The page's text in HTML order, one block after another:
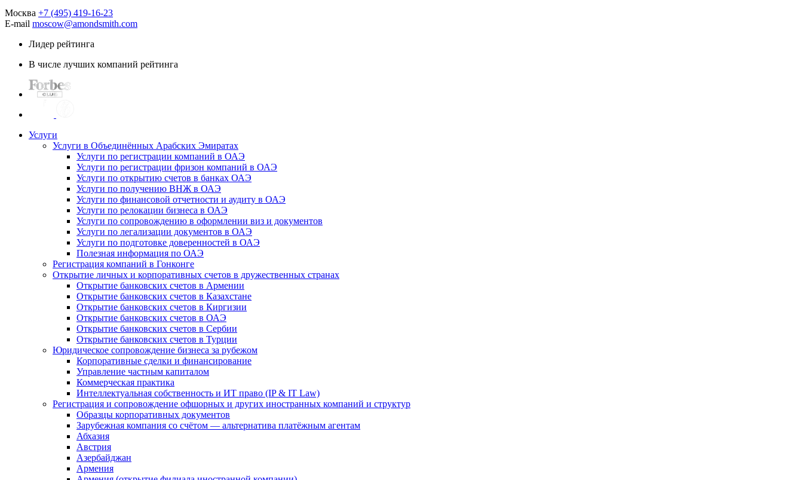
Москва +7 (495) 419-16-23
E-mail moscow@amondsmith.com
Лидер рейтинга
В числе лучших компаний рейтинга
Услуги
Услуги в Объединённых Арабских Эмиратах
Услуги по регистрации компаний в ОАЭ
Услуги по регистрации фризон компаний в ОАЭ
Услуги по открытию счетов в банках ОАЭ
Услуги по получению ВНЖ в ОАЭ
Услуги по финансовой отчетности и аудиту в ОАЭ
Услуги по релокации бизнеса в ОАЭ
Услуги по сопровождению в оформлении виз и документов
Услуги по легализации документов в ОАЭ
Услуги по подготовке доверенностей в ОАЭ
Полезная информация по ОАЭ
Регистрация компаний в Гонконге
Открытие личных и корпоративных счетов в дружественных странах
Открытие банковских счетов в Армении
Открытие банковских счетов в Казахстане
Открытие банковских счетов в Киргизии
Открытие банковских счетов в ОАЭ
Открытие банковских счетов в Сербии
Открытие банковских счетов в Турции
Юридическое сопровождение бизнеса за рубежом
Корпоративные сделки и финансирование
Управление частным капиталом
Коммерческая практика
Интеллектуальная собственность и ИТ право (IP & IT Law)
Регистрация и сопровождение офшорных и других иностранных компаний и структур
Образцы корпоративных документов
Зарубежная компания со счётом — альтернатива платёжным агентам
Абхазия
Австрия
Азербайджан
Армения